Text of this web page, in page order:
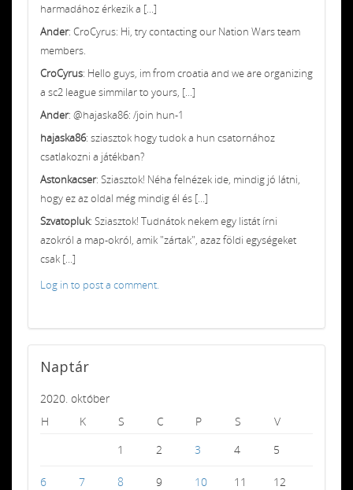
harmadához érkezik a [...]
Ander: CroCyrus: Hi, try contacting our Nation Wars team
members.
CroCyrus: Hello guys, im from croatia and we are organizing
a sc2 league simmilar to yours, [...]
Ander: @hajaska86: /join hun-1
hajaska86: sziasztok hogy tudok a hun csatornához
csatlakozni a játékban?
Astonkacser: Sziasztok! Néha felnézek ide, mindig jó látni,
hogy ez az oldal még mindig él és [...]
Szvatopluk: Sziasztok! Tudnátok nekem egy listát írni
azokról a map-okról, amik "zártak", azaz földi egységeket
csak [...]
Log in to post a comment.
Naptár
2020. október
H
K S C P S
V
1
2 3 4 5
6 7 8 9 10 11 12